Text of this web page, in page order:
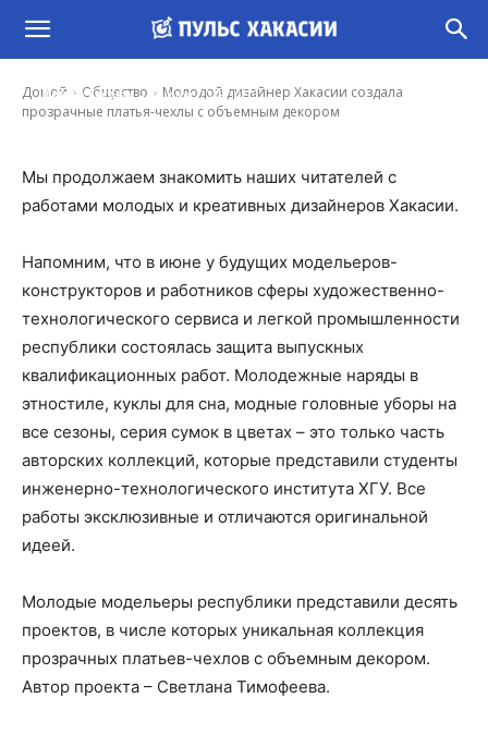
Домой Общество
Молодой дизайнер Хакасии создала
прозрачные платья-чехлы с объемным декором
прозрачные платья-чехлы с объемным
декором
Ирина Гусева - 20 Июл, 2019 10:15
Мы продолжаем знакомить наших читателей с
работами молодых и креативных дизайнеров Хакасии.
Напомним, что в июне у будущих модельеров-
конструкторов и работников сферы художественно-
технологического сервиса и легкой промышленности
республики состоялась защита выпускных
квалификационных работ. Молодежные наряды в
этностиле, куклы для сна, модные головные уборы на
все сезоны, серия сумок в цветах – это только часть
авторских коллекций, которые представили студенты
инженерно-технологического института ХГУ. Все
работы эксклюзивные и отличаются оригинальной
идеей.
Молодые модельеры республики представили десять
проектов, в числе которых уникальная коллекция
прозрачных платьев-чехлов с объемным декором.
Автор проекта – Светлана Тимофеева.